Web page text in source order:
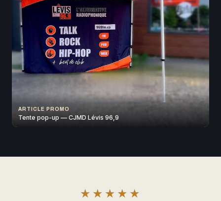
ARTICLE PROMO
Tente pop-up — CJMD Lévis 96,9
★★★★★